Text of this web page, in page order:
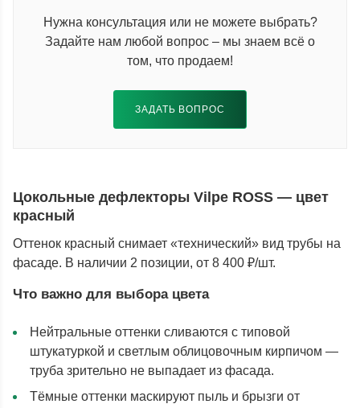
Нужна консультация или не можете выбрать?
Задайте нам любой вопрос – мы знаем всё о
том, что продаем!
ЗАДАТЬ ВОПРОС
Цокольные дефлекторы Vilpe ROSS — цвет
красный
Оттенок красный снимает «технический» вид трубы на
фасаде. В наличии 2 позиции, от 8 400 ₽/шт.
Что важно для выбора цвета
Нейтральные оттенки сливаются с типовой
штукатуркой и светлым облицовочным кирпичом —
труба зрительно не выпадает из фасада.
Тёмные оттенки маскируют пыль и брызги от